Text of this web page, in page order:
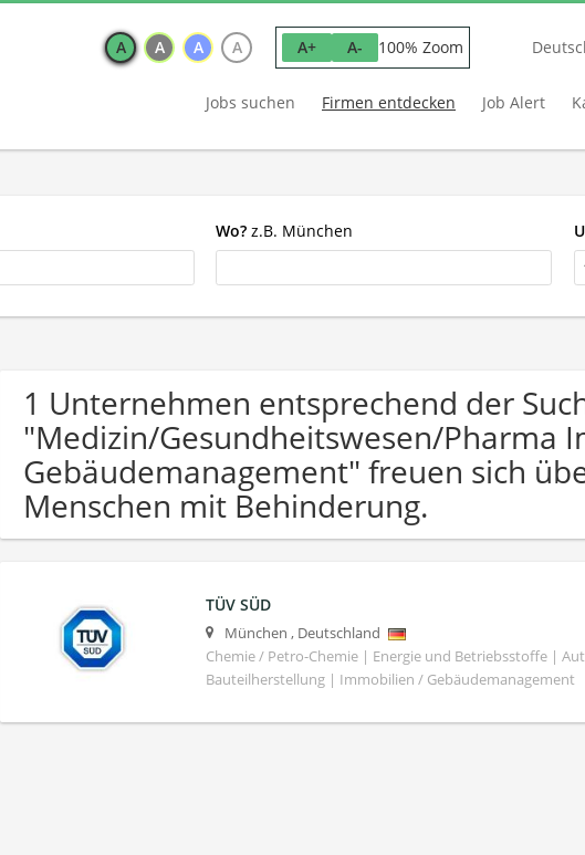
A A A A A+ A- 100% Zoom
Jobs suchen Firmen entdecken Job Alert
Wo? z.B. München
1 Unternehmen entsprechend der
"Medizin/Gesundheitswesen/Pharma
Gebäudemanagement" freuen sich
Menschen mit Behinderung.
TÜV SÜD
München , Deutschland
Chemie / Petro-Chemie | Energie und Betriebsstoffe |
Bauteilherstellung | Immobilien / Gebäudemanagement